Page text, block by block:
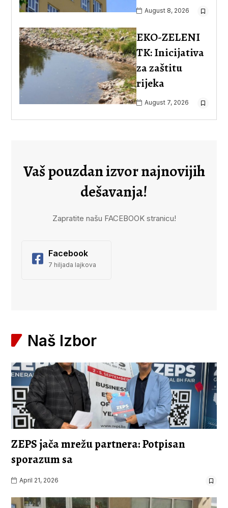
August 8, 2026
EKO-ZELENI
TK: Inicijativa
za zaštitu
rijeka
August 7, 2026
Vaš pouzdan izvor najnovijih
dešavanja!
Zapratite našu FACEBOOK stranicu!
Facebook
7 hiljada lajkova
Naš Izbor
ZEPS jača mrežu partnera: Potpisan
sporazum sa
April 21, 2026